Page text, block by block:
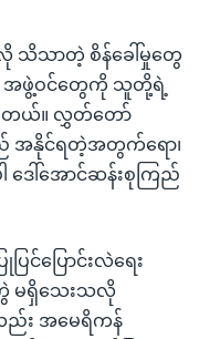
လို သိသာတဲ့ စိန်ခေါ်မှုတွေ
အဖွဲ့ဝင်တွေကို သူတို့ရဲ့
တယ်။ လွှတ်တော်
ည် အနိုင်ရတဲ့အတွက်ရော၊
ေါ်အောင်ဆန်းစုကြည်
ြင်ပြောင်းလဲရေး
မရှိသေးသလို
ည်း အမေရိကန်